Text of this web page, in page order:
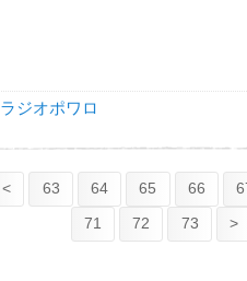
ラジオポワロ
< 63 64 65 66
71
72 73 >